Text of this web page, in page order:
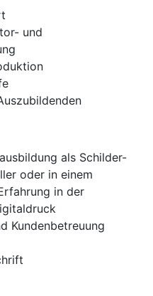
und
als Schilder-
oder in einem
in der
Kundenbetreuung